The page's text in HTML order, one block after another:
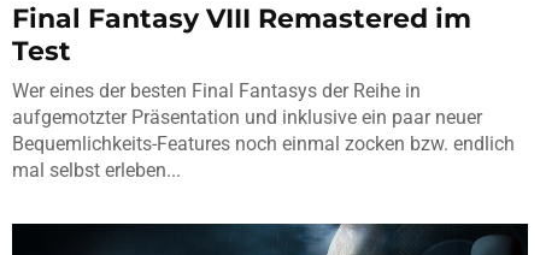
Final Fantasy VIII Remastered im
Test
Wer eines der besten Final Fantasys der Reihe in
aufgemotzter Präsentation und inklusive ein paar neuer
Bequemlichkeits-Features noch einmal zocken bzw. endlich
mal selbst erleben...